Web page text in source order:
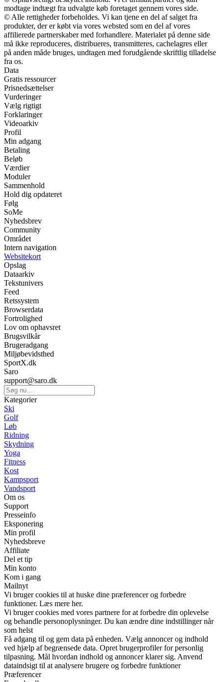
modtage indtægt fra udvalgte køb foretaget gennem vores side.
© Alle rettigheder forbeholdes. Vi kan tjene en del af salget fra
produkter, der er købt via vores websted som en del af vores
affilierede partnerskaber med forhandlere. Materialet på denne side
må ikke reproduceres, distribueres, transmitteres, cachelagres eller
på anden måde bruges, undtagen med forudgående skriftlig tilladelse
fra os.
Data
Gratis ressourcer
Prisnedsættelser
Vurderinger
Vælg rigtigt
Forklaringer
Videoarkiv
Profil
Min adgang
Betaling
Beløb
Værdier
Moduler
Sammenhold
Hold dig opdateret
Følg
SoMe
Nyhedsbrev
Community
Området
Intern navigation
Websitekort
Opslag
Dataarkiv
Tekstunivers
Feed
Retssystem
Browserdata
Fortrolighed
Lov om ophavsret
Brugsvilkår
Brugeradgang
Miljøbevidsthed
SportX.dk
Saro
support@saro.dk
Kategorier
Ski
Golf
Løb
Ridning
Skydning
Yoga
Fitness
Kost
Kampsport
Vandsport
Om os
Support
Presseinfo
Eksponering
Min profil
Nyhedsbreve
Affiliate
Del et tip
Min konto
Kom i gang
Mailnyt
Vi bruger cookies til at huske dine præferencer og forbedre
funktioner. Læs mere her.
Vi bruger cookies med vores partnere for at forbedre din oplevelse
og behandle personoplysninger. Du kan ændre dine indstillinger når
som helst
Få adgang til og gem data på enheden. Vælg annoncer og indhold
ved hjælp af begrænsede data. Opret brugerprofiler for personlig
tilpasning. Mål hvordan indhold og annoncer klarer sig. Anvend
dataindsigt til at analysere brugere og forbedre funktioner
Præferencer